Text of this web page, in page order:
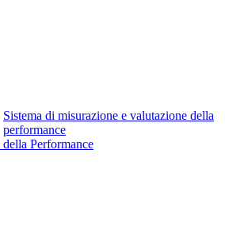
Sistema di misurazione e valutazione della
performance
della Performance